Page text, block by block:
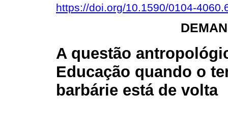
https://doi.org/10.1590/0104-
A questão
Educação quando o
barbárie está de volta